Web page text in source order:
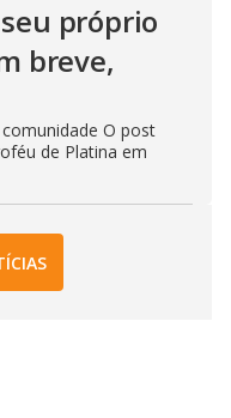
próprio
breve,
O post
de Platina em